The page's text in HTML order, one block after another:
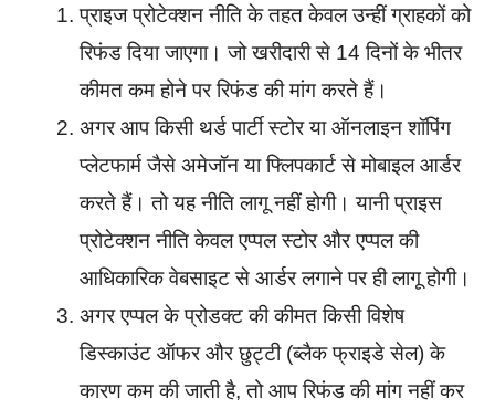
प्राइज प्रोटेक्शन नीति के तहत केवल उन्हीं ग्राहकों को
रिफंड दिया जाएगा। जो खरीदारी से 14 दिनों के भीतर
कीमत कम होने पर रिफंड की मांग करते हैं।
अगर आप किसी थर्ड पार्टी स्टोर या ऑनलाइन शॉपिंग
प्लेटफार्म जैसे अमेजॉन या फ्लिपकार्ट से मोबाइल आर्डर
करते हैं। तो यह नीति लागू नहीं होगी। यानी प्राइस
प्रोटेक्शन नीति केवल एप्पल स्टोर और एप्पल की
आधिकारिक वेबसाइट से आर्डर लगाने पर ही लागू होगी।
अगर एप्पल के प्रोडक्ट की कीमत किसी विशेष
डिस्काउंट ऑफर और छुट्टी (ब्लैक फ्राइडे सेल) के
कारण कम की जाती है, तो आप रिफंड की मांग नहीं कर